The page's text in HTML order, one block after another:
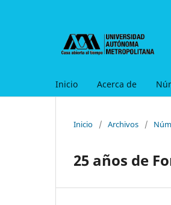
Inicio Acerca de
Inicio / Archivos /
25 años de